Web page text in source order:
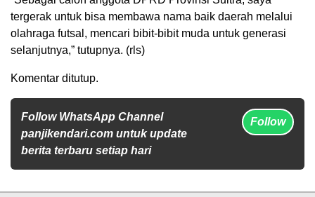
tergerak untuk bisa membawa nama baik daerah melalui
olahraga futsal, mencari bibit-bibit muda untuk generasi
selanjutnya,” tutupnya. (rls)
Komentar ditutup.
Follow WhatsApp Channel
panjikendari.com untuk update
berita terbaru setiap hari
Follow